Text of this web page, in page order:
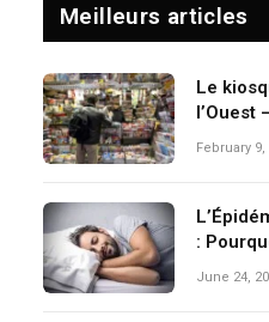
Meilleurs articles
Le
l’Ouest
faut
February 9,
:
June 24,